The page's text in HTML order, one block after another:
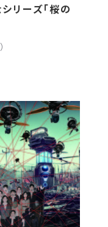
リーズ「桜の